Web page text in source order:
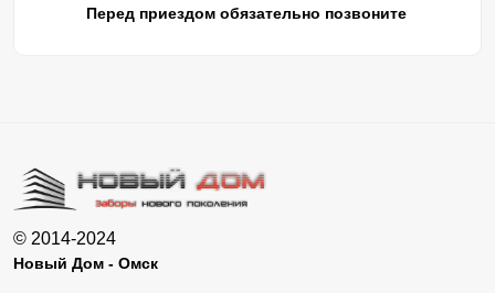
Перед приездом обязательно позвоните
© 2014-2024
Новый Дом - Омск